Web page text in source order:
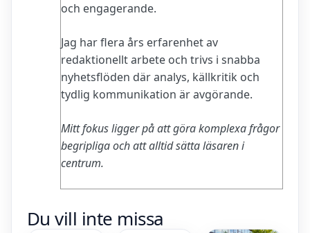
och engagerande.
Jag har flera års erfarenhet av
redaktionellt arbete och trivs i snabba
nyhetsflöden där analys, källkritik och
tydlig kommunikation är avgörande.
Mitt fokus ligger på att göra komplexa frågor
begripliga och att alltid sätta läsaren i
centrum.
Du vill inte missa
dragkedja
herr –
mot AIK:
Laguppställning